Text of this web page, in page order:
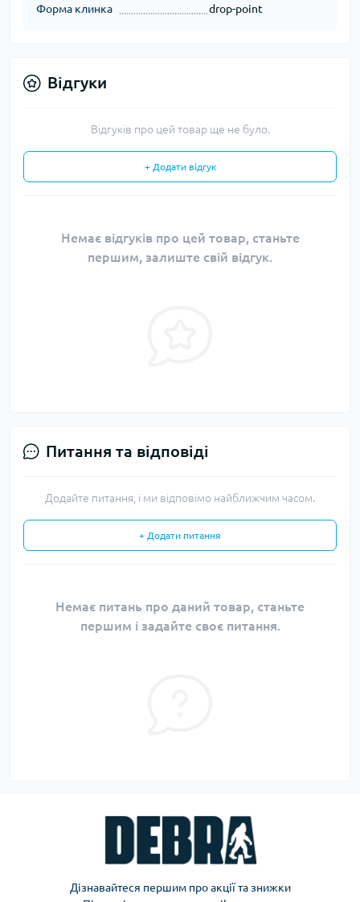
Форма клинка drop-point
Відгуки
Відгуків про цей товар ще не було.
+ Додати відгук
Немає відгуків про цей товар, станьте
першим, залиште свій відгук.
Питання та відповіді
Додайте питання, і ми відповімо найближчим часом.
+ Додати питання
Немає питань про даний товар, станьте
першим і задайте своє питання.
Дізнавайтеся першим про акції та знижки